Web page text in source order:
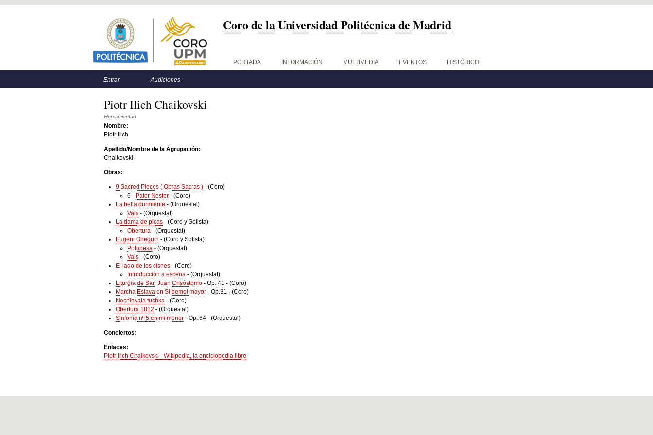
Coro de la Universidad Politécnica de Madrid
PORTADA INFORMACIÓN MULTIMEDIA EVENTOS HISTÓRICO
Entrar Audiciones
Piotr Ilich Chaikovski
Herramientas
Nombre:
Piotr Ilich
Apellido/Nombre de la Agrupación:
Chaikovski
Obras:
9 Sacred Pieces ( Obras Sacras ) - (Coro)
6 - Pater Noster - (Coro)
La bella durmiente - (Orquestal)
Vals - (Orquestal)
La dama de picas - (Coro y Solista)
Obertura - (Orquestal)
Eugeni Oneguin - (Coro y Solista)
Polonesa - (Orquestal)
Vals - (Coro)
El lago de los cisnes - (Coro)
Introducción a escena - (Orquestal)
Liturgia de San Juan Crisóstomo - Op. 41 - (Coro)
Marcha Eslava en Si bemol mayor - Op.31 - (Coro)
Nochievala tuchka - (Coro)
Obertura 1812 - (Orquestal)
Sinfonía nº 5 en mi menor - Op. 64 - (Orquestal)
Conciertos:
Enlaces:
Piotr Ilich Chaikovski - Wikipedia, la enciclopedia libre